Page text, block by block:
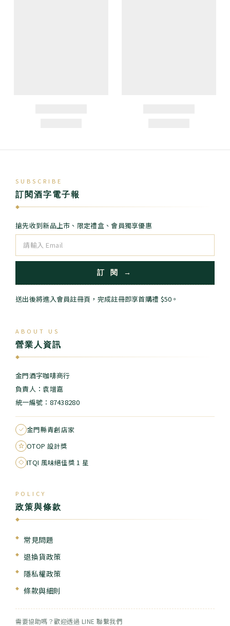
SUBSCRIBE
訂閱酒字電子報
◆
搶先收到新品上市、限定禮盒、會員獨享優惠
訂 閱 →
送出後將進入會員註冊頁，完成註冊即享首購禮 $50。
ABOUT US
營業人資訊
◆
金門酒字咖啡商行
負責人：袁增嘉
統一編號：87438280
金門縣青創店家
OTOP 設計獎
ITQI 風味絕佳獎 1 星
POLICY
政策與條款
◆
常見問題
退換貨政策
隱私權政策
條款與細則
需要協助嗎？歡迎透過 LINE 聯繫我們